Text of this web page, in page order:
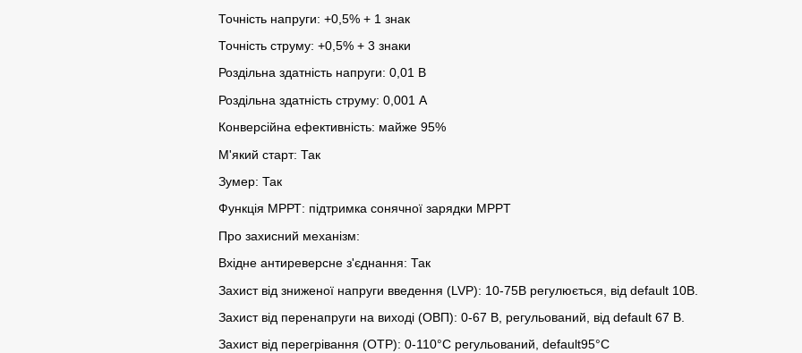
Точність напруги: +0,5% + 1 знак
Точність струму: +0,5% + 3 знаки
Роздільна здатність напруги: 0,01 В
Роздільна здатність струму: 0,001 А
Конверсійна ефективність: майже 95%
М'який старт: Так
Зумер: Так
Функція МРРТ: підтримка сонячної зарядки MPPT
Про захисний механізм:
Вхідне антиреверсне з'єднання: Так
Захист від зниженої напруги введення (LVP): 10-75В регулюється, від default 10B.
Захист від перенапруги на виході (ОВП): 0-67 В, регульований, від default 67 B.
Захист від перегрівання (ОТР): 0-110°C регульований, default95°C